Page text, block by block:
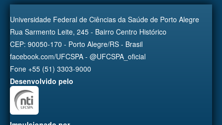
Universidade Federal de Ciências da Saúde de Porto Alegre
Rua Sarmento Leite, 245 - Bairro Centro Histórico
CEP: 90050-170 - Porto Alegre/RS - Brasil
facebook.com/UFCSPA - @UFCSPA_oficial
Fone +55 (51) 3303-9000
Desenvolvido pelo